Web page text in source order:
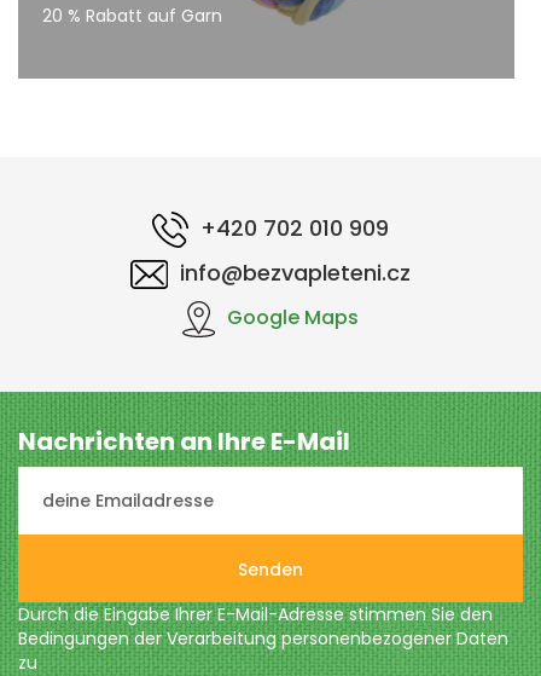
20 % Rabatt auf Garn
+420 702 010 909
info@bezvapleteni.cz
Google Maps
Nachrichten an Ihre E-Mail
Senden
Durch die Eingabe Ihrer E-Mail-Adresse stimmen Sie den
Bedingungen der Verarbeitung personenbezogener Daten
zu